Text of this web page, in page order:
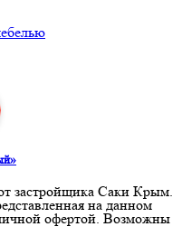
застройщика Саки Крым.
на данном
офертой. Возможны